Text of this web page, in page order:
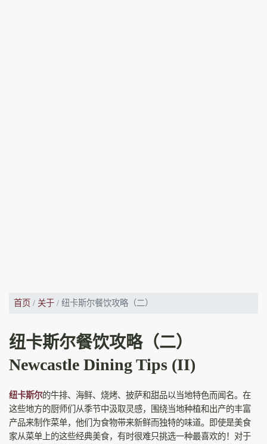
首页 关于 纽卡斯尔餐饮攻略（二）
纽卡斯尔餐饮攻略（二）
Newcastle Dining Tips (II)
纽卡斯尔的牛排、海鲜、烧烤、披萨和甜品以当地特色而闻名。在
这些地方的厨师们从季节中汲取灵感，围绕当地种植和出产的丰富
产品来制作菜单，他们为食物带来新鲜而独特的味道。即使是美食
家从菜单上的这些经典美食，有时很难只挑选一种最喜欢的！对于